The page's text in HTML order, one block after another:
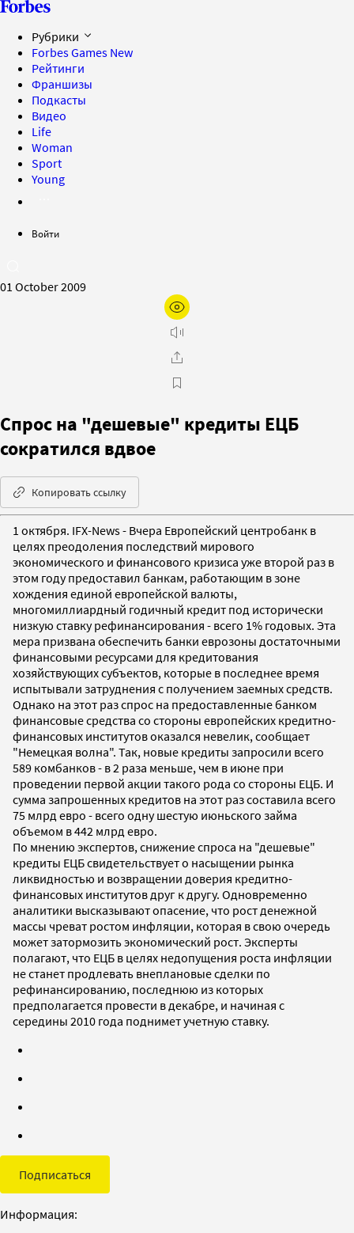
Рубрики
Forbes Games New
Рейтинги
Франшизы
Подкасты
Видео
Life
Woman
Sport
Young
Войти
01 October 2009
Спрос на "дешевые" кредиты ЕЦБ
сократился вдвое
Копировать ссылку
1 октября. IFX-News - Вчера Европейский центробанк в
целях преодоления последствий мирового
экономического и финансового кризиса уже второй раз в
этом году предоставил банкам, работающим в зоне
хождения единой европейской валюты,
многомиллиардный годичный кредит под исторически
низкую ставку рефинансирования - всего 1% годовых. Эта
мера призвана обеспечить банки еврозоны достаточными
финансовыми ресурсами для кредитования
хозяйствующих субъектов, которые в последнее время
испытывали затруднения с получением заемных средств.
Однако на этот раз спрос на предоставленные банком
финансовые средства со стороны европейских кредитно-
финансовых институтов оказался невелик, сообщает
"Немецкая волна". Так, новые кредиты запросили всего
589 комбанков - в 2 раза меньше, чем в июне при
проведении первой акции такого рода со стороны ЕЦБ. И
сумма запрошенных кредитов на этот раз составила всего
75 млрд евро - всего одну шестую июньского займа
объемом в 442 млрд евро.
По мнению экспертов, снижение спроса на "дешевые"
кредиты ЕЦБ свидетельствует о насыщении рынка
ликвидностью и возвращении доверия кредитно-
финансовых институтов друг к другу. Одновременно
аналитики высказывают опасение, что рост денежной
массы чреват ростом инфляции, которая в свою очередь
может затормозить экономический рост. Эксперты
полагают, что ЕЦБ в целях недопущения роста инфляции
не станет продлевать внеплановые сделки по
рефинансированию, последнюю из которых
предполагается провести в декабре, и начиная с
середины 2010 года поднимет учетную ставку.
Подписаться
Информация: